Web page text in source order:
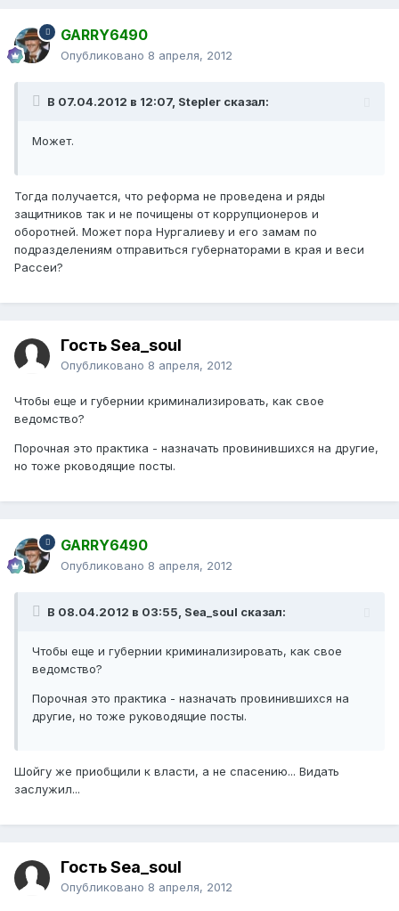
GARRY6490
Опубликовано 8 апреля, 2012
В 07.04.2012 в 12:07, Stepler сказал:
Может.
Тогда получается, что реформа не проведена и ряды
защитников так и не почищены от коррупционеров и
оборотней. Может пора Нургалиеву и его замам по
подразделениям отправиться губернаторами в края и веси
Рассеи?
Гость Sea_soul
Опубликовано 8 апреля, 2012
Чтобы еще и губернии криминализировать, как свое
ведомство?
Порочная это практика - назначать провинившихся на другие,
но тоже рководящие посты.
GARRY6490
Опубликовано 8 апреля, 2012
В 08.04.2012 в 03:55, Sea_soul сказал:
Чтобы еще и губернии криминализировать, как свое
ведомство?
Порочная это практика - назначать провинившихся на
другие, но тоже руководящие посты.
Шойгу же приобщили к власти, а не спасению... Видать
заслужил...
Гость Sea_soul
Опубликовано 8 апреля, 2012